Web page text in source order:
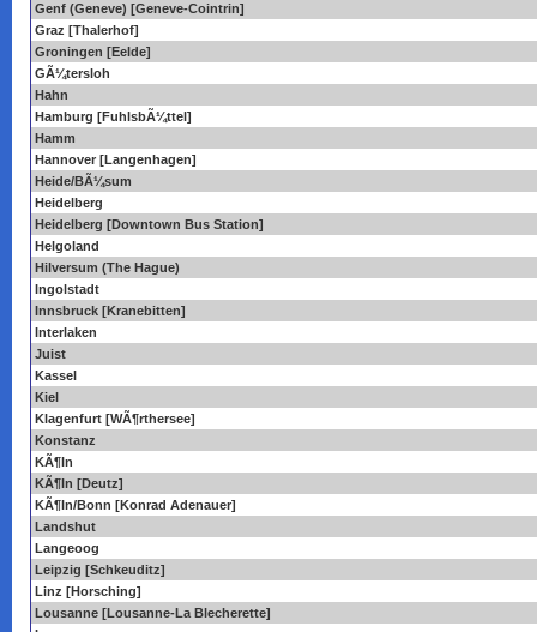
Genf (Geneve) [Geneve-Cointrin]
Graz [Thalerhof]
Groningen [Eelde]
GÃ¼tersloh
Hahn
Hamburg [FuhlsbÃ¼ttel]
Hamm
Hannover [Langenhagen]
Heide/BÃ¼sum
Heidelberg
Heidelberg [Downtown Bus Station]
Helgoland
Hilversum (The Hague)
Ingolstadt
Innsbruck [Kranebitten]
Interlaken
Juist
Kassel
Kiel
Klagenfurt [WÃ¶rthersee]
Konstanz
KÃ¶ln
KÃ¶ln [Deutz]
KÃ¶ln/Bonn [Konrad Adenauer]
Landshut
Langeoog
Leipzig [Schkeuditz]
Linz [Horsching]
Lousanne [Lousanne-La Blecherette]